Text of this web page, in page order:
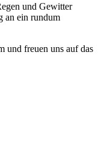
und Gewitter
an ein rundum
und freuen uns auf das